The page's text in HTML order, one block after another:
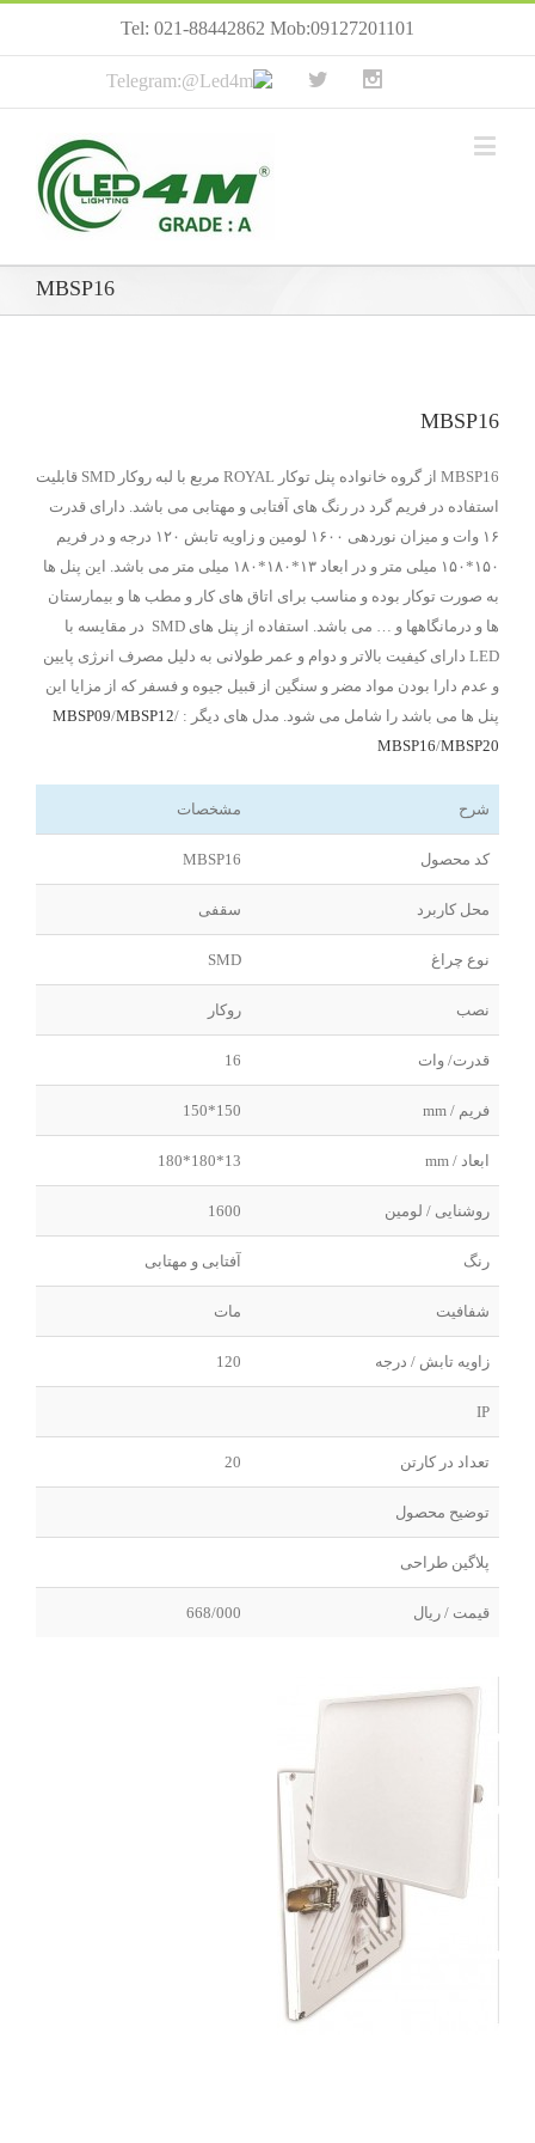
Tel: 021-88442862 Mob:09127201101
MBSP16
MBSP16
MBSP16 از گروه خانواده پنل توکار ROYAL مربع با لبه روکار SMD قابلیت
استفاده در فریم گرد در رنگ های آفتابی و مهتابی می باشد. دارای قدرت
۱۶ وات و میزان نوردهی ۱۶۰۰ لومین و زاویه تابش ۱۲۰ درجه و در فریم
۱۵۰*۱۵۰ میلی متر و در ابعاد ۱۳*۱۸۰*۱۸۰ میلی متر می باشد. این پنل ها
به صورت توکار بوده و مناسب برای اتاق های کار و مطب ها و بیمارستان
ها و درمانگاهها و … می باشد. استفاده از پنل های SMD در مقایسه با
LED دارای کیفیت بالاتر و دوام و عمر طولانی به دلیل مصرف انرژی پایین
و عدم دارا بودن مواد مضر و سنگین از قبیل جیوه و فسفر که از مزایا این
پنل ها می باشد را شامل می شود. مدل های دیگر :
MBSP09/MBSP12/
MBSP16/MBSP20
شرح مشخصات
کد محصول MBSP16
محل کاربرد سقفی
نوع چراغ SMD
نصب روکار
قدرت/ وات 16
فریم / mm 150*150
ابعاد / mm 13*180*180
روشنایی / لومین 1600
رنگ آفتابی و مهتابی
شفافیت مات
زاویه تابش / درجه 120
IP
تعداد در کارتن 20
توضیح محصول
پلاگین طراحی
قیمت / ریال 668/000